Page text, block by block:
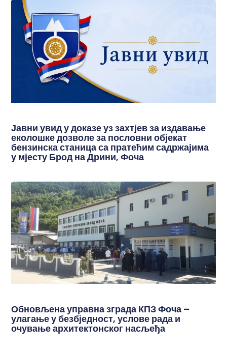
Јавни увид у доказе уз захтјев за издавање
еколошке дозволе за пословни објекат
бензинска станица са пратећим садржајима
у мјесту Брод на Дрини, Фоча
Обновљена управна зграда КПЗ Фоча –
улагање у безбједност, услове рада и
очување архитектонског насљеђа